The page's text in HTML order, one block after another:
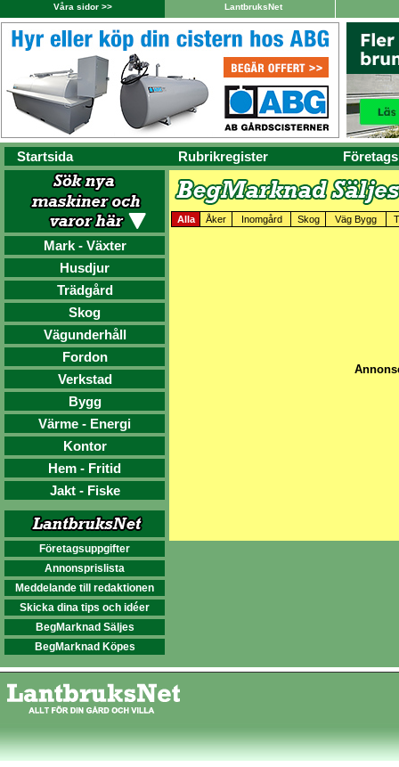
Våra sidor >> LantbruksNet
Startsida Rubrikregister
Mark - Växter
Husdjur
Trädgård
Skog
Vägunderhåll
Fordon
Verkstad
Bygg
Värme - Energi
Kontor
Hem - Fritid
Jakt - Fiske
Företagsuppgifter
Annonsprislista
Meddelande till redaktionen
Skicka dina tips och idéer
BegMarknad Säljes
BegMarknad Köpes
Alla Åker Inomgård Skog Väg Bygg